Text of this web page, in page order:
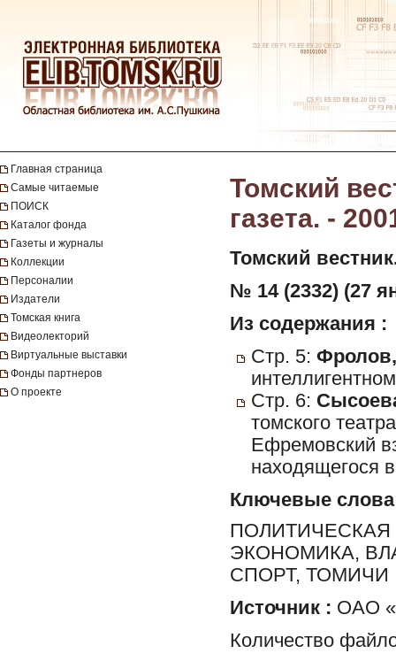
Главная страница
Самые читаемые
ПОИСК
Каталог фонда
Газеты и журналы
Коллекции
Персоналии
Издатели
Томская книга
Видеолекторий
Виртуальные выставки
Фонды партнеров
О проекте
Томский
газета. -
Томский
№ 14 (2332) (27
Из содержания :
Стр. 5:
Стр. 6:
томского
Ефремовский
находящегося
Ключевые слова
ЭКОНОМИКА,
СПОРТ, ТОМИЧИ
Источник : ОАО
Количество